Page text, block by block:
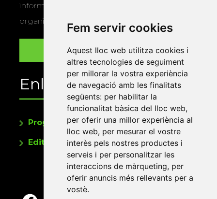
Fem servir cookies
Aquest lloc web utilitza cookies i
altres tecnologies de seguiment
per millorar la vostra experiència
de navegació amb les finalitats
següents: per habilitar la
funcionalitat bàsica del lloc web,
per oferir una millor experiència al
lloc web, per mesurar el vostre
interès pels nostres productes i
serveis i per personalitzar les
interaccions de màrqueting, per
oferir anuncis més rellevants per a
vostè.
informació sobre els actes i activitats que
organitza la Xarxa Vives.
Enllaços
Programa de publicacions
Editorials universitàries a Twitter